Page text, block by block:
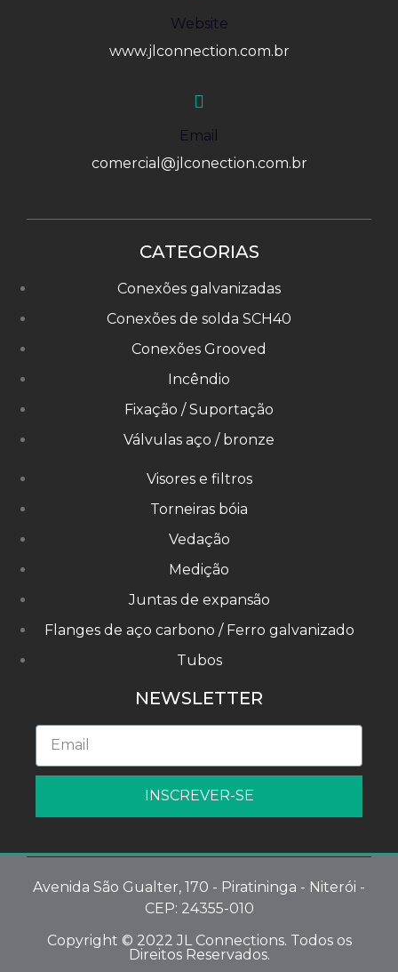
Website
www.jlconnection.com.br
Email
comercial@jlconection.com.br
CATEGORIAS
Conexões galvanizadas
Conexões de solda SCH40
Conexões Grooved
Incêndio
Fixação / Suportação
Válvulas aço / bronze
Visores e filtros
Torneiras bóia
Vedação
Medição
Juntas de expansão
Flanges de aço carbono / Ferro galvanizado
Tubos
NEWSLETTER
INSCREVER-SE
Avenida São Gualter, 170 - Piratininga - Niterói -
CEP: 24355-010
Copyright © 2022 JL Connections. Todos os
Direitos Reservados.